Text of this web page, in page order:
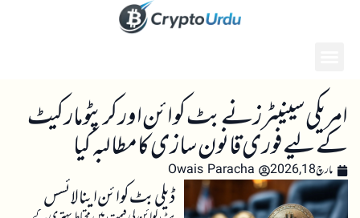
امریکی سینیٹرز نے بٹ کوائن اور کرپٹو مارکیٹ
کے لیے فوری قانون سازی کا مطالبہ کیا
مارچ 18, 2026 Owais Paracha
ڈیلی بٹ کوائن اینالائسس